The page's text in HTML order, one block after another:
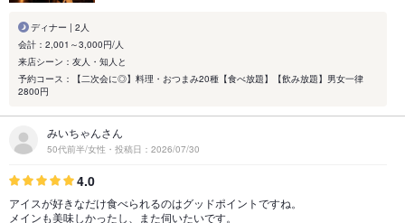
ディナー | 2人
会計：2,001～3,000円/人
来店シーン：友人・知人と
予約コース：【二次会に◎】料理・おつまみ20種【食べ放題】【飲み放題】男女一律
2800円
みいちゃんさん
50代前半/女性・投稿日：2026/07/30
4.0
アイスが好きなだけ食べられるのはグッドポイントですね。
メインも美味しかったし、また伺いたいです。